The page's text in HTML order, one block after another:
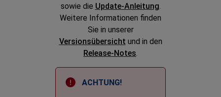
sowie die Update-Anleitung.
Weitere Informationen finden
Sie in unserer
Versionsübersicht und in den
Release-Notes.